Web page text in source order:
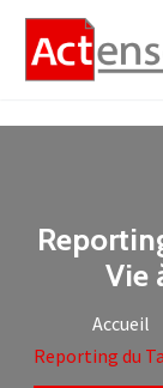
Vie
Accueil
Reporting du